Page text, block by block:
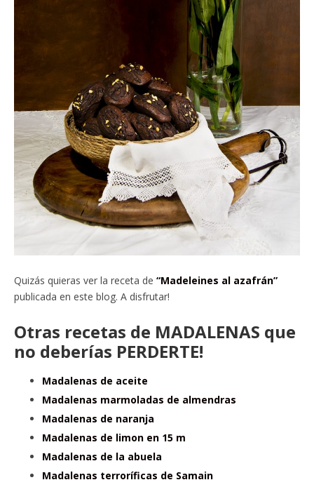
Quizás quieras ver la receta de “Madeleines al azafrán”
publicada en este blog. A disfrutar!
Otras recetas de MADALENAS que
no deberías PERDERTE!
Madalenas de aceite
Madalenas marmoladas de almendras
Madalenas de naranja
Madalenas de limon en 15 m
Madalenas de la abuela
Madalenas terroríficas de Samain